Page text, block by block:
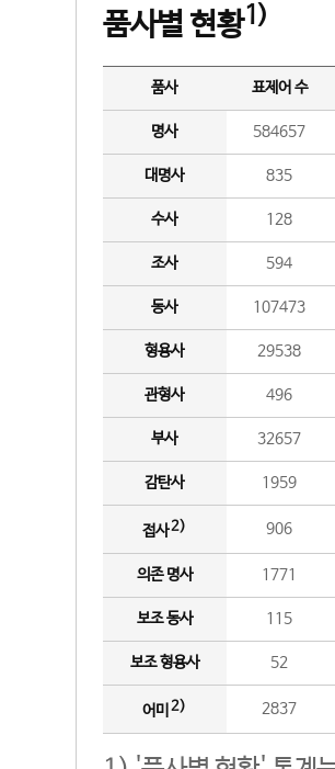
품사별 현황1)
품사 표제어 수
명사 584657
대명사 835
수사 128
조사 594
동사 107473
형용사 29538
관형사 496
부사 32657
감탄사 1959
접사2) 906
의존 명사 1771
보조 동사 115
보조 형용사 52
어미 2) 2837